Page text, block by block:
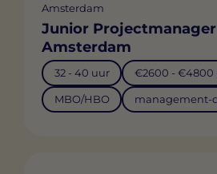
Amsterdam
Junior
Amsterdam
32 - 40 uur €2600 - €4800
MBO/HBO management-